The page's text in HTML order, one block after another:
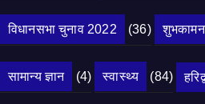
विधानसभा चुनाव 2022 (36)
सामान्य ज्ञान (4) स्वास्थ्य (84)